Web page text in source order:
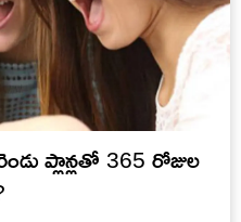
ప్లాన్లతో 365 రోజుల